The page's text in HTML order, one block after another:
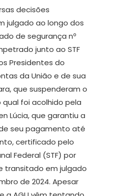
decisões
julgado ao longo dos
de segurança nº
junto ao STF
Presidentes do
da União e de sua
que suspenderam o
foi acolhido pela
Lúcia, que garantiu a
seu pagamento até
certificado pelo
Federal (STF) por
transitado em julgado
de 2024. Apesar